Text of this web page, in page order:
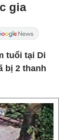
gia
tuổi tại Di
bị 2 thanh